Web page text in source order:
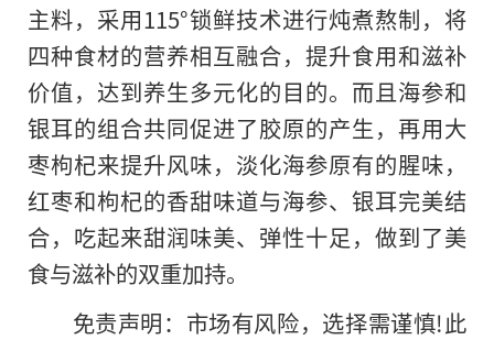
主料，采用115°锁鲜技术进行炖煮熬制，将
四种食材的营养相互融合，提升食用和滋补
价值，达到养生多元化的目的。而且海参和
银耳的组合共同促进了胶原的产生，再用大
枣枸杞来提升风味，淡化海参原有的腥味，
红枣和枸杞的香甜味道与海参、银耳完美结
合，吃起来甜润味美、弹性十足，做到了美
食与滋补的双重加持。
免责声明：市场有风险，选择需谨慎!此